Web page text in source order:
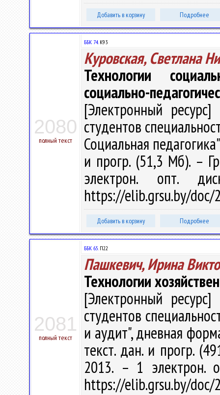
Добавить в корзину Подробнее
2080
полный текст
ББК 74.К93
Куровская, Светлана
Технологии
социально-
[Электронный
студентов
Социальная
и прогр. (51,3 Мб). –
электрон. опт.
https://elib.grsu.by/doc/
Добавить в корзину Подробнее
2081
полный текст
ББК 65.П22
Пашкевич, Ирина
Технологии
[Электронный
студентов
и аудит", дневная
текст. дан. и прогр.
2013. – 1 электрон.
https://elib.grsu.by/doc/